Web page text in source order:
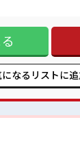
！
意が必要ですね★
すい！
日の服装の悩み解
う≫ 新しいことにチ
り働く環境が整って
目指していきまし
まず気軽に相談できる
しっかり休める休憩
ね★ 土日祝休みなの
なるリストに